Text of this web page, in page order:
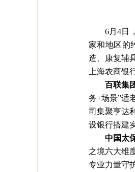
6月4日
家和地区的
造、康复辅
上海农商银
百联集
务+场景”适
司集聚亨达
设银行搭建
中国太
之境六大维
专业力量守